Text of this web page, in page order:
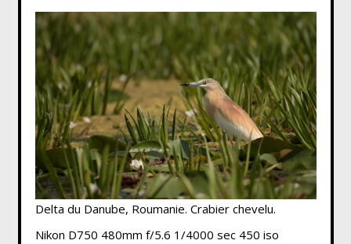
Delta du Danube, Roumanie. Crabier chevelu.
Nikon D750 480mm f/5.6 1/4000 sec 450 iso